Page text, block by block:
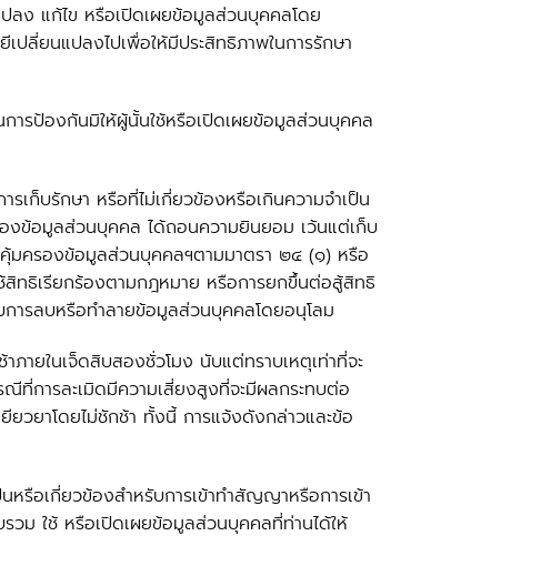
ลง แก้ไข หรือเปิดเผยข้อมูลส่วนบุคคลโดย
ปลี่ยนแปลงไปเพื่อให้มีประสิทธิภาพในการรักษา
รป้องกันมิให้ผู้นั้นใช้หรือเปิดเผยข้อมูลส่วนบุคคล
เก็บรักษา หรือที่ไม่เกี่ยวข้องหรือเกินความจำเป็น
งข้อมูลส่วนบุคคล ได้ถอนความยินยอม เว้นแต่เก็บ
.คุ้มครองข้อมูลส่วนบุคคลฯตามมาตรา ๒๔ (๑) หรือ
ทธิเรียกร้องตามกฎหมาย หรือการยกขึ้นต่อสู้สิทธิ
ารลบหรือทำลายข้อมูลส่วนบุคคลโดยอนุโลม
ายในเจ็ดสิบสองชั่วโมง นับแต่ทราบเหตุเท่าที่จะ
ที่การละเมิดมีความเสี่ยงสูงที่จะมีผลกระทบต่อ
วยาโดยไม่ชักช้า ทั้งนี้ การแจ้งดังกล่าวและข้อ
หรือเกี่ยวข้องสำหรับการเข้าทำสัญญาหรือการเข้า
วม ใช้ หรือเปิดเผยข้อมูลส่วนบุคคลที่ท่านได้ให้